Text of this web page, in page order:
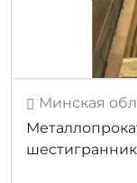
Минская
шестигранник